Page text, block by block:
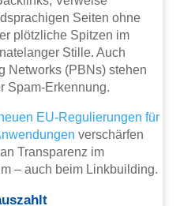
Seiten ohne
plötzliche Spitzen im
Stille. Auch
Networks (PBNs) stehen
Spam-Erkennung.
EU-Regulierungen für
verschärfen
Transparenz im
– auch beim Linkbuilding.